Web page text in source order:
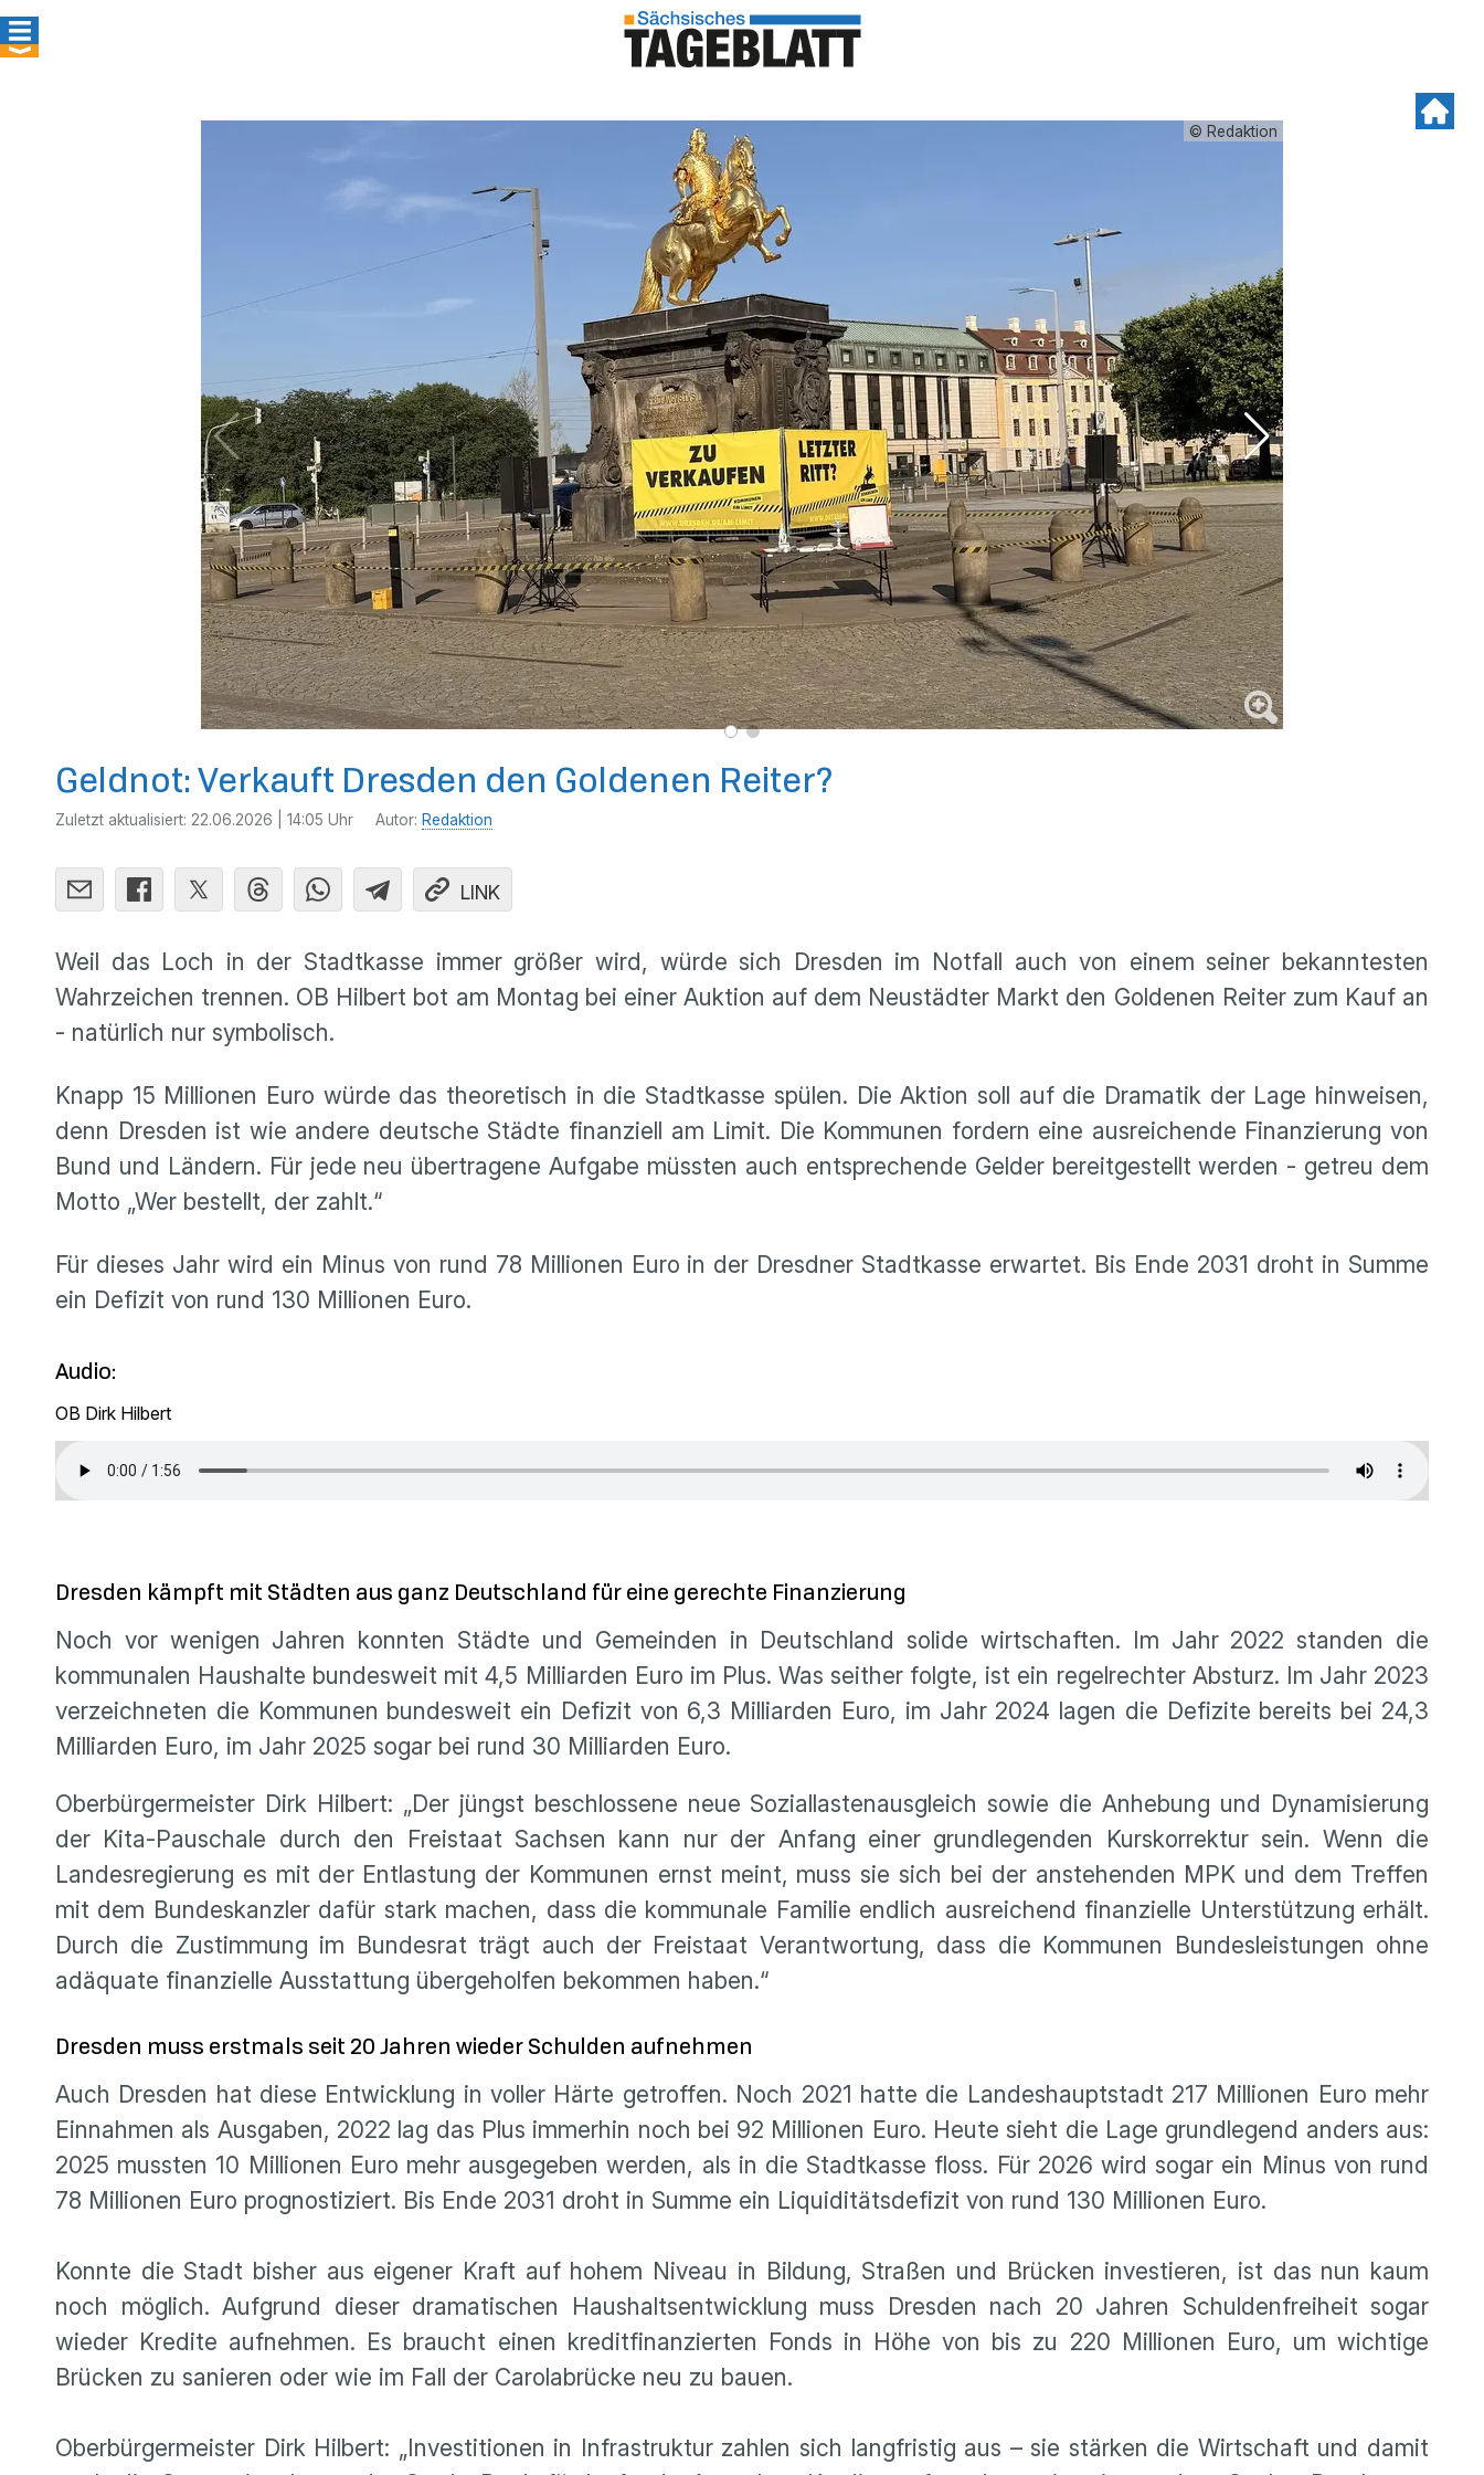
© Redaktion
Geldnot: Verkauft Dresden den Goldenen Reiter?
Zuletzt aktualisiert: 22.06.2026 | 14:05 Uhr Autor: Redaktion
LINK
Weil das Loch in der Stadtkasse immer größer wird, würde sich Dresden im Notfall auch von einem seiner bekanntesten
Wahrzeichen trennen. OB Hilbert bot am Montag bei einer Auktion auf dem Neustädter Markt den Goldenen Reiter zum Kauf an
- natürlich nur symbolisch.
Knapp 15 Millionen Euro würde das theoretisch in die Stadtkasse spülen. Die Aktion soll auf die Dramatik der Lage hinweisen,
denn Dresden ist wie andere deutsche Städte finanziell am Limit. Die Kommunen fordern eine ausreichende Finanzierung von
Bund und Ländern. Für jede neu übertragene Aufgabe müssten auch entsprechende Gelder bereitgestellt werden - getreu dem
Motto „Wer bestellt, der zahlt.“
Für dieses Jahr wird ein Minus von rund 78 Millionen Euro in der Dresdner Stadtkasse erwartet. Bis Ende 2031 droht in Summe
ein Defizit von rund 130 Millionen Euro.
Audio:
OB Dirk Hilbert
Dresden kämpft mit Städten aus ganz Deutschland für eine gerechte Finanzierung
Noch vor wenigen Jahren konnten Städte und Gemeinden in Deutschland solide wirtschaften. Im Jahr 2022 standen die
kommunalen Haushalte bundesweit mit 4,5 Milliarden Euro im Plus. Was seither folgte, ist ein regelrechter Absturz. Im Jahr 2023
verzeichneten die Kommunen bundesweit ein Defizit von 6,3 Milliarden Euro, im Jahr 2024 lagen die Defizite bereits bei 24,3
Milliarden Euro, im Jahr 2025 sogar bei rund 30 Milliarden Euro.
Oberbürgermeister Dirk Hilbert: „Der jüngst beschlossene neue Soziallastenausgleich sowie die Anhebung und Dynamisierung
der Kita-Pauschale durch den Freistaat Sachsen kann nur der Anfang einer grundlegenden Kurskorrektur sein. Wenn die
Landesregierung es mit der Entlastung der Kommunen ernst meint, muss sie sich bei der anstehenden MPK und dem Treffen
mit dem Bundeskanzler dafür stark machen, dass die kommunale Familie endlich ausreichend finanzielle Unterstützung erhält.
Durch die Zustimmung im Bundesrat trägt auch der Freistaat Verantwortung, dass die Kommunen Bundesleistungen ohne
adäquate finanzielle Ausstattung übergeholfen bekommen haben.“
Dresden muss erstmals seit 20 Jahren wieder Schulden aufnehmen
Auch Dresden hat diese Entwicklung in voller Härte getroffen. Noch 2021 hatte die Landeshauptstadt 217 Millionen Euro mehr
Einnahmen als Ausgaben, 2022 lag das Plus immerhin noch bei 92 Millionen Euro. Heute sieht die Lage grundlegend anders aus:
2025 mussten 10 Millionen Euro mehr ausgegeben werden, als in die Stadtkasse floss. Für 2026 wird sogar ein Minus von rund
78 Millionen Euro prognostiziert. Bis Ende 2031 droht in Summe ein Liquiditätsdefizit von rund 130 Millionen Euro.
Konnte die Stadt bisher aus eigener Kraft auf hohem Niveau in Bildung, Straßen und Brücken investieren, ist das nun kaum
noch möglich. Aufgrund dieser dramatischen Haushaltsentwicklung muss Dresden nach 20 Jahren Schuldenfreiheit sogar
wieder Kredite aufnehmen. Es braucht einen kreditfinanzierten Fonds in Höhe von bis zu 220 Millionen Euro, um wichtige
Brücken zu sanieren oder wie im Fall der Carolabrücke neu zu bauen.
Oberbürgermeister Dirk Hilbert: „Investitionen in Infrastruktur zahlen sich langfristig aus – sie stärken die Wirtschaft und damit